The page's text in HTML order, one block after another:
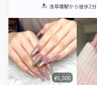
1 2 3 4 5
浅草橋駅から徒歩2分
¥5,500